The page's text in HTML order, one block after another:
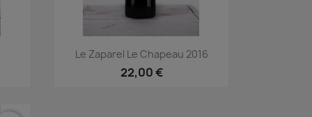
Aperçu rapide
Le Zaparel Le Chapeau 2016
22,00 €